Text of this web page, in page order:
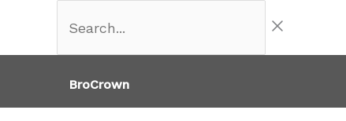
로
BroCrown